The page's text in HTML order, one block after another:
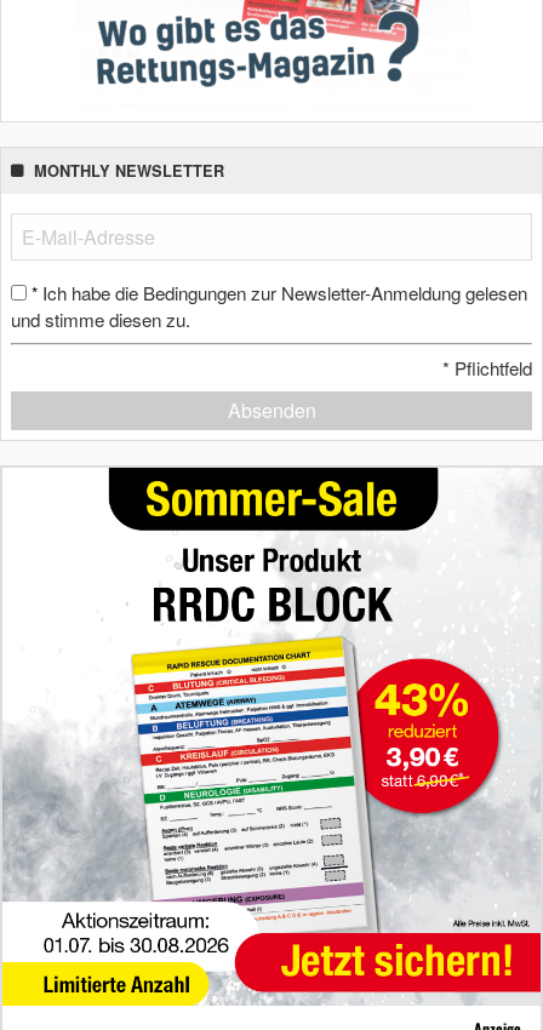
MONTHLY NEWSLETTER
* Ich habe die Bedingungen zur Newsletter-Anmeldung gelesen
und stimme diesen zu.
* Pflichtfeld
Absenden